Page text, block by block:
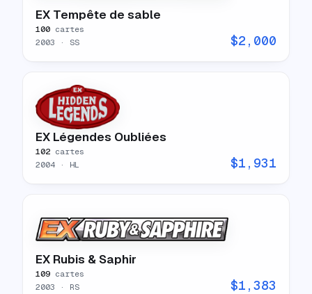
EX Tempête de sable
100 cartes
2003 · SS $2,000
EX Légendes Oubliées
102 cartes
2004 · HL $1,931
EX Rubis & Saphir
109 cartes
2003 · RS $1,383